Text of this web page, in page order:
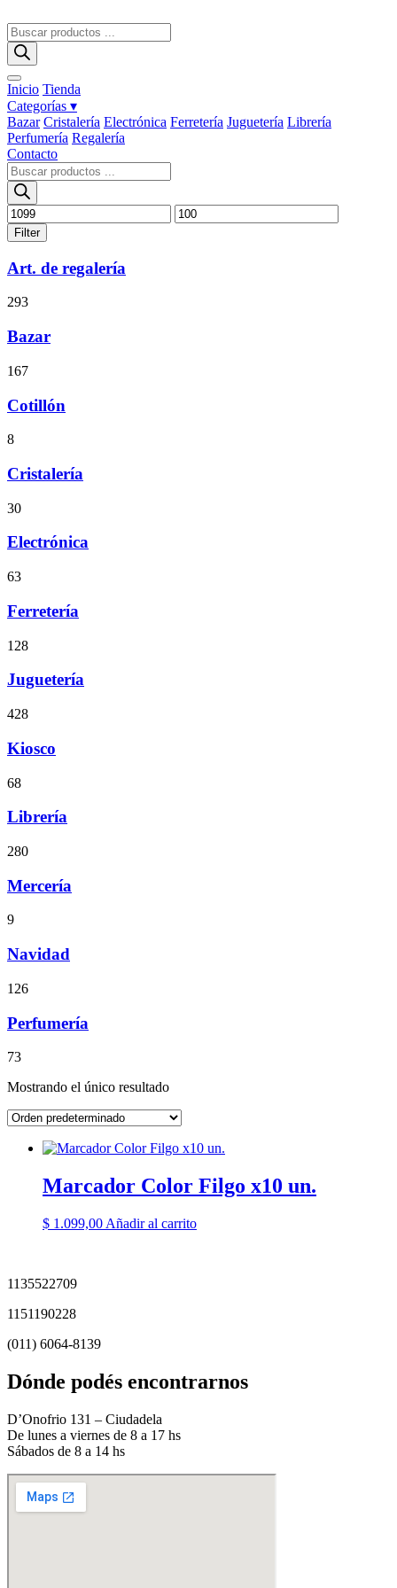
al
contenido
Búsqueda
de
productos
Inicio Tienda
Categorías ▾
Bazar Cristalería Electrónica Ferretería Juguetería Librería
Perfumería Regalería
Contacto
Búsqueda
de
productos
Filter
Art. de regalería
293
Bazar
167
Cotillón
8
Cristalería
30
Electrónica
63
Ferretería
128
Juguetería
428
Kiosco
68
Librería
280
Mercería
9
Navidad
126
Perfumería
73
Mostrando el único resultado
Marcador Color Filgo x10 un.
$ 1.099,00 Añadir al carrito
1135522709
1151190228
(011) 6064-8139
Dónde podés encontrarnos
D’Onofrio 131 – Ciudadela
De lunes a viernes de 8 a 17 hs
Sábados de 8 a 14 hs